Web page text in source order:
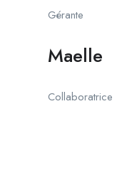
Gérante
Maelle
Collaboratrice